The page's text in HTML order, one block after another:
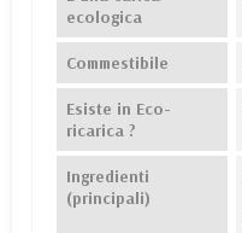
ecologica
Commestibile
Esiste in Eco-
ricarica ?
Ingredienti
(principali)